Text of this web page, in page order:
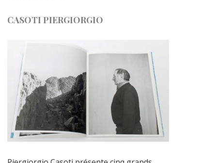
CASOTI PIERGIORGIO